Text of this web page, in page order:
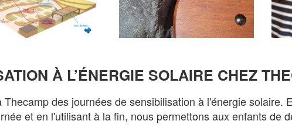
À L’ÉNERGIE SOLAIRE CHEZ
des journées de sensibilisation à l'énergie solaire.
et en l'utilisant à la fin, nous permettons aux enfants de